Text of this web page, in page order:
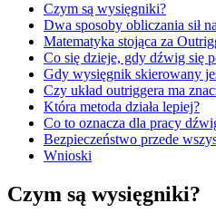
Czym są wysięgniki?
Dwa sposoby obliczania sił
Matematyka stojąca za
Co się dzieje, gdy dźwig się
Gdy wysięgnik skierowany
Czy układ outriggera ma
Która metoda działa lepiej?
Co to oznacza dla pracy
Bezpieczeństwo przede
Wnioski
Czym są wysięgniki?